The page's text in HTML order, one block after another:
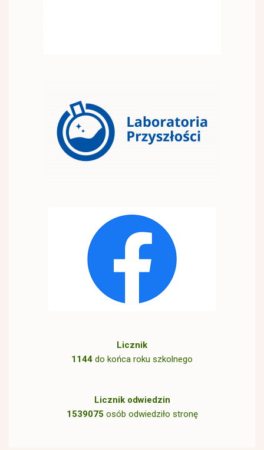
Licznik
1144 do końca roku szkolnego
Licznik odwiedzin
1539075 osób odwiedziło stronę